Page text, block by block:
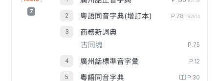
7
粵語同音字典(增訂本) P.78 #02614
商務新詞典
古同塊
P.75
廣州話標準音字彙 P.12
粵語同音字典 P.30